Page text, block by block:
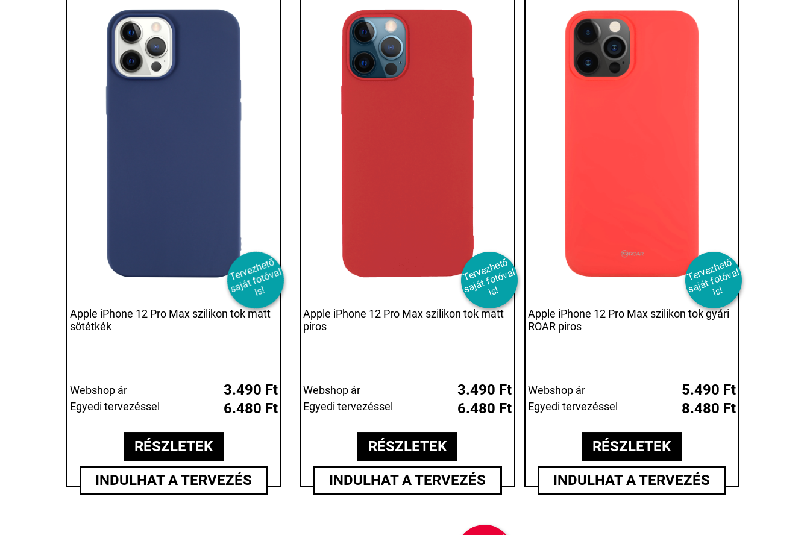
T
er
v
e
z
h
et
ő
s
aj
át
f
ot
ó
v
al
i
s!
Apple iPhone 12 Pro Max szilikon tok matt
sötétkék
Webshop ár 3.490 Ft
Egyedi tervezéssel 6.480 Ft
RÉSZLETEK
INDULHAT A TERVEZÉS
T
er
v
e
z
h
et
ő
s
aj
át
f
ot
ó
v
al
i
s!
Apple iPhone 12 Pro Max szilikon tok matt
piros
Webshop ár 3.490 Ft
Egyedi tervezéssel 6.480 Ft
RÉSZLETEK
INDULHAT A TERVEZÉS
T
er
v
e
z
h
et
ő
s
aj
át
f
ot
ó
v
al
i
s!
Apple iPhone 12 Pro Max szilikon tok gyári
ROAR piros
Webshop ár 5.490 Ft
Egyedi tervezéssel 8.480 Ft
RÉSZLETEK
INDULHAT A TERVEZÉS